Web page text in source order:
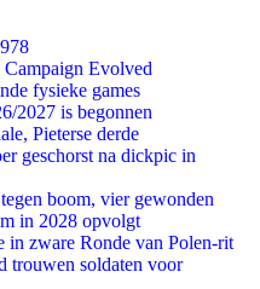
Evolved
fysieke games
2027 is begonnen
Pieterse derde
geschorst na dickpic in
boom, vier gewonden
in 2028 opvolgt
in zware Ronde van Polen-rit
trouwen soldaten voor